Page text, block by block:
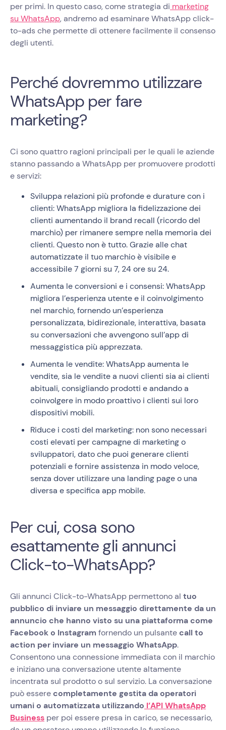
per primi. In questo caso, come strategia di marketing
su WhatsApp, andremo ad esaminare WhatsApp click-
to-ads che permette di ottenere facilmente il consenso
degli utenti.
Perché dovremmo utilizzare
WhatsApp per fare
marketing?
Ci sono quattro ragioni principali per le quali le aziende
stanno passando a WhatsApp per promuovere prodotti
e servizi:
Sviluppa relazioni più profonde e durature con i
clienti: WhatsApp migliora la fidelizzazione dei
clienti aumentando il brand recall (ricordo del
marchio) per rimanere sempre nella memoria dei
clienti. Questo non è tutto. Grazie alle chat
automatizzate il tuo marchio è visibile e
accessibile 7 giorni su 7, 24 ore su 24.
Aumenta le conversioni e i consensi: WhatsApp
migliora l’esperienza utente e il coinvolgimento
nel marchio, fornendo un’esperienza
personalizzata, bidirezionale, interattiva, basata
su conversazioni che avvengono sull’app di
messaggistica più apprezzata.
Aumenta le vendite: WhatsApp aumenta le
vendite, sia le vendite a nuovi clienti sia ai clienti
abituali, consigliando prodotti e andando a
coinvolgere in modo proattivo i clienti sui loro
dispositivi mobili.
Riduce i costi del marketing: non sono necessari
costi elevati per campagne di marketing o
sviluppatori, dato che puoi generare clienti
potenziali e fornire assistenza in modo veloce,
senza dover utilizzare una landing page o una
diversa e specifica app mobile.
Per cui, cosa sono
esattamente gli annunci
Click-to-WhatsApp?
Gli annunci Click-to-WhatsApp permettono al tuo
pubblico di inviare un messaggio direttamente da un
annuncio che hanno visto su una piattaforma come
Facebook o Instagram fornendo un pulsantecall to
action per inviare un messaggio WhatsApp.
Consentono una connessione immediata con il marchio
e iniziano una conversazione utente altamente
incentrata sul prodotto o sul servizio. La conversazione
può esserecompletamente gestita da operatori
umani o automatizzata utilizzando l’API WhatsApp
Business per poi essere presa in carico, se necessario,